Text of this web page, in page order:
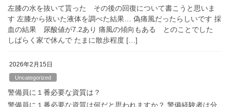
左膝の水を抜いて貰った その後の回復について書こうと思いま
す 左膝から抜いた液体を調べた結果… 偽痛風だったらしいです 採
血の結果 尿酸値が7.2あり 痛風の傾向もある とのことでした
しばらく家で休んで たまに散歩程度 […]
2026年2月15日
Uncategorized
警備員に１番必要な資質は？
警備員に１番必要な資質は何だと思われますか？ 警備経験者は分